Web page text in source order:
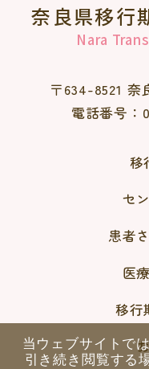
奈良県移行
Nara
〒634-8521 奈
電話番号：
移
セ
患者
医
移行
当ウェブサイトで
引き続き閲覧する